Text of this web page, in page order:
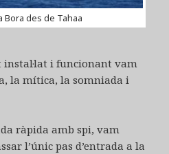
Bora des de Tahaa
i funcionant vam
la mítica, la somniada i
ràpida amb spi, vam
l’únic pas d’entrada a la